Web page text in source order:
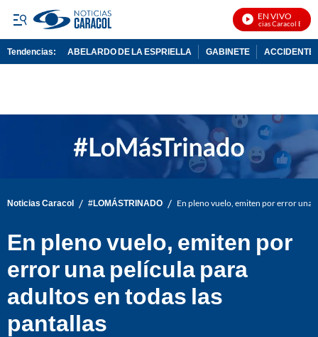
EN VIVO
Noticias Caracol En Vivo
Tendencias: ABELARDO DE LA ESPRIELLA GABINETE ACCIDENTE
Noticias Caracol / #LOMÁSTRINADO / En pleno vuelo, emiten por error una
En pleno vuelo, emiten por
error una película para
adultos en todas las
pantallas